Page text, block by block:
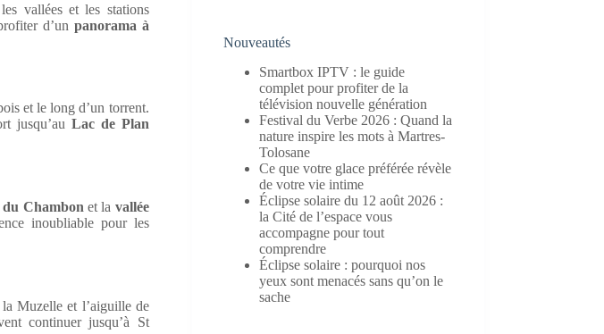
vallées et les stations
d’un panorama à
et le long d’un torrent.
jusqu’au Lac de Plan
Chambon et la vallée
inoubliable pour les
Muzelle et l’aiguille de
continuer jusqu’à St
Nouveautés
Smartbox IPTV : le guide
complet pour profiter de la
télévision nouvelle génération
Festival du Verbe 2026 : Quand la
nature inspire les mots à Martres-
Tolosane
Ce que votre glace préférée révèle
de votre vie intime
Éclipse solaire du 12 août 2026 :
la Cité de l’espace vous
accompagne pour tout
comprendre
Éclipse solaire : pourquoi nos
yeux sont menacés sans qu’on le
sache